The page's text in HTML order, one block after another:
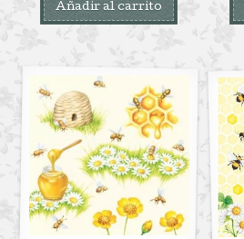
Añadir al carrito